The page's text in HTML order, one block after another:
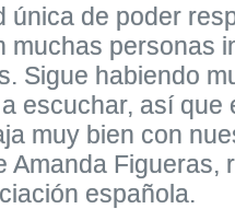
única de poder
muchas personas
Sigue habiendo
escuchar, así que
muy bien con
Amanda Figueras,
española.